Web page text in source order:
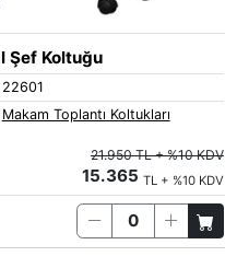
Şef Koltuğu
22601
Makam Toplantı Koltukları
21.950 TL + %10 KDV
15.365 TL + %10 KDV